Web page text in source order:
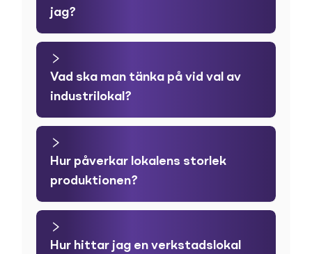
jag?
Vad ska man tänka på vid val av
industrilokal?
Hur påverkar lokalens storlek
produktionen?
Hur hittar jag en verkstadslokal